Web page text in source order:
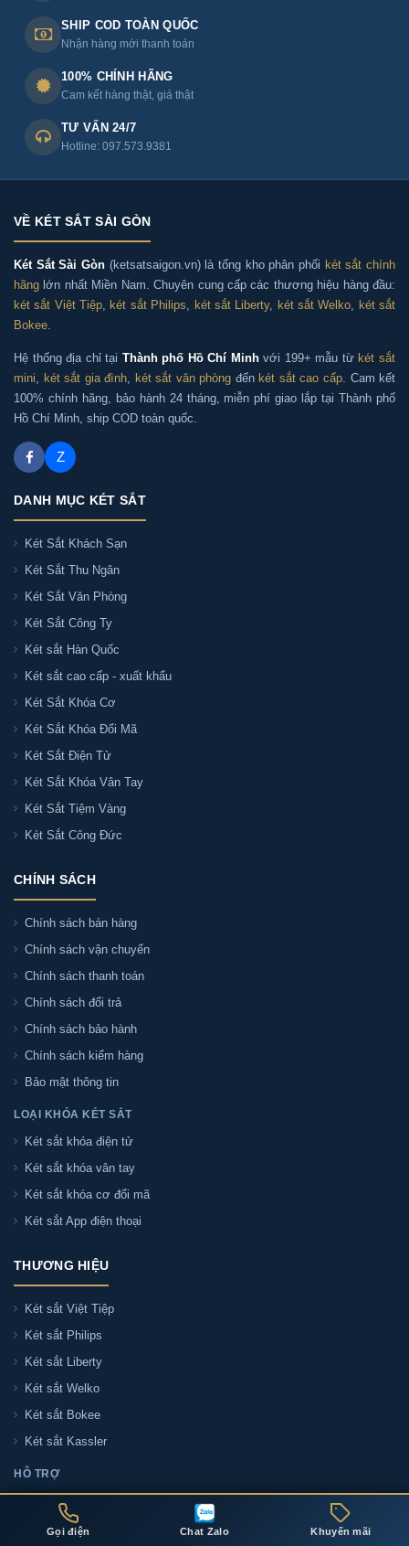
Gọi điện Chat Zalo Khuyến mãi
SHIP COD TOÀN QUỐC
Nhận hàng mới thanh toán
100% CHÍNH HÃNG
Cam kết hàng thật, giá thật
TƯ VẤN 24/7
Hotline: 097.573.9381
VỀ KÉT SẮT SÀI GÒN
Két Sắt Sài Gòn (ketsatsaigon.vn) là tổng kho phân phối két sắt chính
hãng lớn nhất Miền Nam. Chuyên cung cấp các thương hiệu hàng đầu:
két sắt Việt Tiệp, két sắt Philips, két sắt Liberty, két sắt Welko, két sắt
Bokee.
Hệ thống địa chỉ tại Thành phố Hồ Chí Minhvới 199+ mẫu từ két sắt
mini, két sắt gia đình, két sắt văn phòng đến két sắt cao cấp. Cam kết
100% chính hãng, bảo hành 24 tháng, miễn phí giao lắp tại Thành phố
Hồ Chí Minh, ship COD toàn quốc.
Z
DANH MỤC KÉT SẮT
Két Sắt Khách Sạn
Két Sắt Thu Ngân
Két Sắt Văn Phòng
Két Sắt Công Ty
Két sắt Hàn Quốc
Két sắt cao cấp - xuất khẩu
Két Sắt Khóa Cơ
Két Sắt Khóa Đổi Mã
Két Sắt Điện Tử
Két Sắt Khóa Vân Tay
Két Sắt Tiệm Vàng
Két Sắt Công Đức
CHÍNH SÁCH
Chính sách bán hàng
Chính sách vận chuyển
Chính sách thanh toán
Chính sách đổi trả
Chính sách bảo hành
Chính sách kiểm hàng
Bảo mật thông tin
LOẠI KHÓA KÉT SẮT
Két sắt khóa điện tử
Két sắt khóa vân tay
Két sắt khóa cơ đổi mã
Két sắt App điện thoại
THƯƠNG HIỆU
Két sắt Việt Tiệp
Két sắt Philips
Két sắt Liberty
Két sắt Welko
Két sắt Bokee
Két sắt Kassler
HỖ TRỢ
Liên hệ tư vấn
Đại lý két sắt